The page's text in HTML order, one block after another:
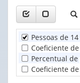
valor):
Unidade
Territorial
(1)
Pessoas de
Coeficiente
Percentual
Coeficiente